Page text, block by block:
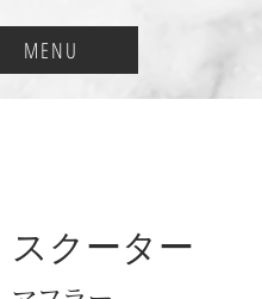
MENU
スクーター